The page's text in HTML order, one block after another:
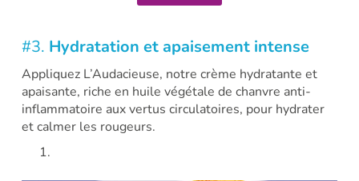
#3. Hydratation et apaisement intense
Appliquez L’Audacieuse, notre crème hydratante et
apaisante, riche en huile végétale de chanvre anti-
inflammatoire aux vertus circulatoires, pour hydrater
et calmer les rougeurs.